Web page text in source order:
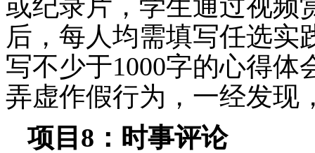
或纪录片，学生通过视频
后，每人均需填写任选实
写不少于1000字的心得体
弄虚作假行为，一经发现
项目 8 ： 时事评论